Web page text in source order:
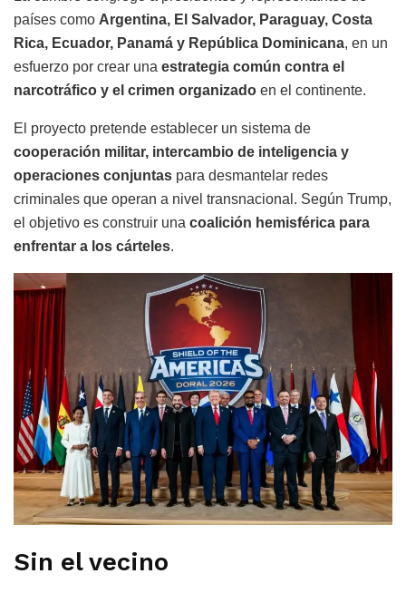
países como Argentina, El Salvador, Paraguay, Costa
Rica, Ecuador, Panamá y República Dominicana, en un
esfuerzo por crear una estrategia común contra el
narcotráfico y el crimen organizado en el continente.
El proyecto pretende establecer un sistema de
cooperación militar, intercambio de inteligencia y
operaciones conjuntas para desmantelar redes
criminales que operan a nivel transnacional. Según Trump,
el objetivo es construir una coalición hemisférica para
enfrentar a los cárteles.
Sin el vecino